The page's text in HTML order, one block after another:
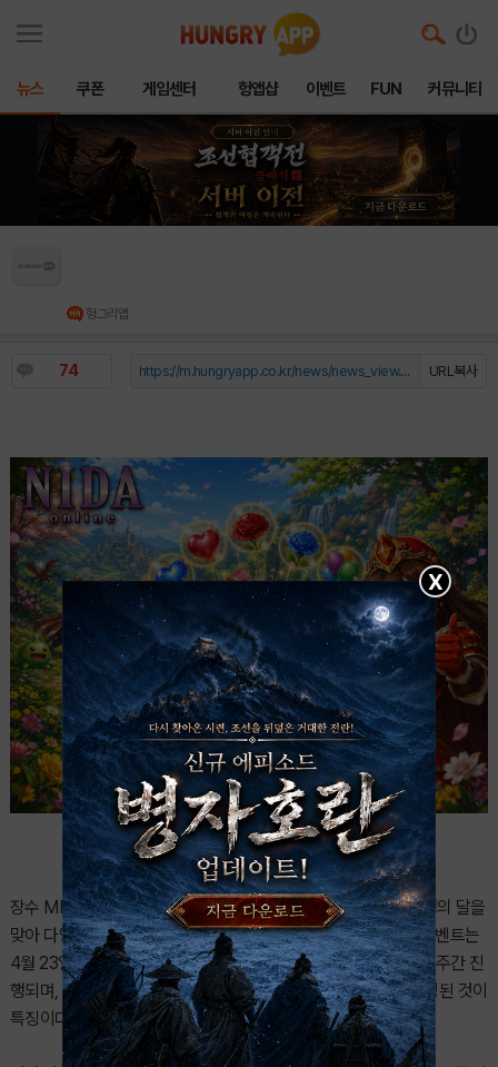
뉴스 쿠폰 게임센터 헝앱샵 이벤트 FUN 커뮤니티
헝그리앱
74 URL복사
https://m.hungryapp.co.kr/news/news_view.php?durl=YmNvZGU9b...
장수 MMORPG ‘니다온라인(NIDA Online)’이 2026년 5월 가정의 달을
맞아 다양한 시즌 이벤트를 이어가며 관심을 모으고 있다. 이번 이벤트는
4월 23일 서버 점검 이후 시작돼 5월 28일 서버 점검 전까지 약 5주간 진
행되며, 누구나 부담 없이 참여할 수 있는 장기 이벤트 형태로 구성된 것이
특징이다.
X